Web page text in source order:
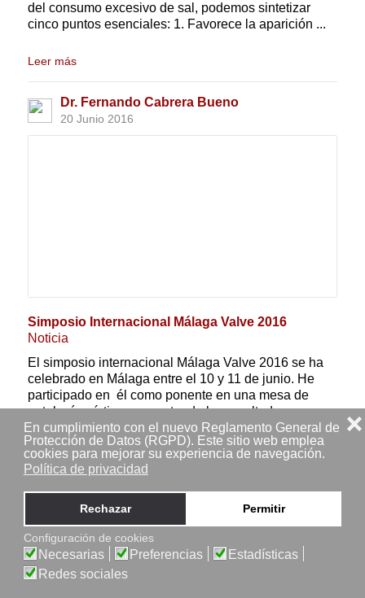
En cumplimiento con el nuevo Reglamento General de
Protección de Datos (RGPD). Este sitio web emplea
cookies para mejorar su experiencia de navegación.
Política de privacidad
Rechazar Permitir
❌
Configuración de cookies
Necesarias Preferencias
Estadísticas
Redes sociales
del consumo excesivo de sal, podemos sintetizar
cinco puntos esenciales: 1. Favorece la aparición ...
Leer más
Dr. Fernando Cabrera Bueno
20 Junio 2016
Simposio Internacional Málaga Valve 2016
Noticia
El simposio internacional Málaga Valve 2016 se ha
celebrado en Málaga entre el 10 y 11 de junio. He
participado en él como ponente en una mesa de
patología aórtica, presentando los resultad...
Leer más
Dr. Fernando Cabrera Bueno
14 Diciembre 2017